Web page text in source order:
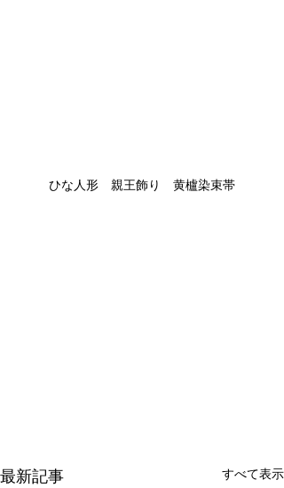
ひな人形　親王飾り　黄櫨染束帯
最新記事 すべて表示